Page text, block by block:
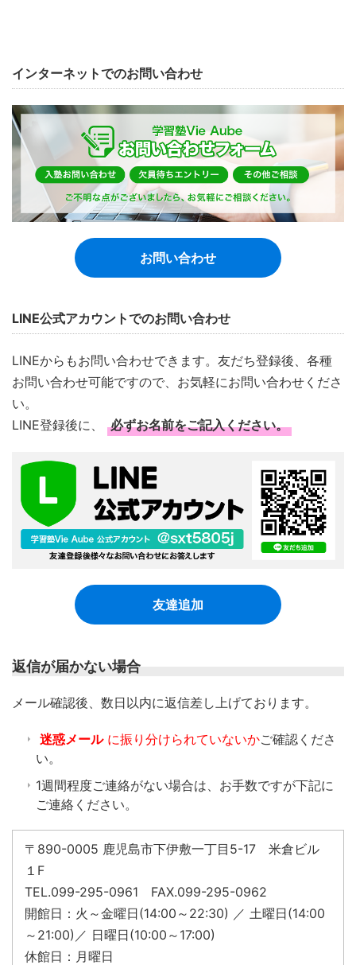
インターネットでのお問い合わせ
お問い合わせ
LINE公式アカウントでのお問い合わせ
LINEからもお問い合わせできます。友だち登録後、各種
お問い合わせ可能ですので、お気軽にお問い合わせくださ
い。
LINE登録後に、
必ずお名前をご記入ください。
友達追加
返信が届かない場合
​メール確認後、数日以内に返信差し上げております。
迷惑メール に振り分けられていないかご確認くださ
い。
1週間程度ご連絡がない場合は、お手数ですが下記に
ご連絡ください。
〒890-0005 鹿児島市下伊敷一丁目5-17 米倉ビル
１F
TEL.099-295-0961 FAX.099-295-0962
開館日：火～金曜日(14:00～22:30) ／ 土曜日(14:00
～21:00)／ 日曜日(10:00～17:00)
休館日：月曜日